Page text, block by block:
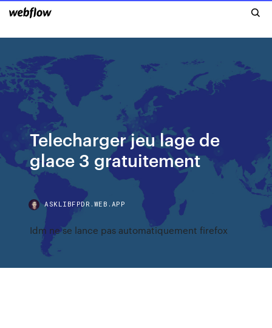
Telecharger jeu lage de
glace 3 gratuitement
ASKLIBFPDR.WEB.APP
Idm ne se lance pas automatiquement firefox